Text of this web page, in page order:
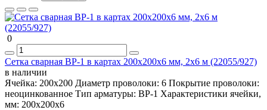
0
Сетка сварная ВР-1 в картах 200х200х6 мм, 2х6 м (22055/927)
в наличии
Ячейка: 200х200 Диаметр проволоки: 6 Покрытие проволоки:
неоцинкованное Тип арматуры: ВР-1 Характеристики ячейки,
мм: 200х200х6